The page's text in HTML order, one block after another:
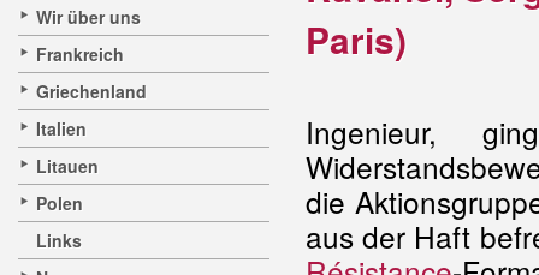
Wir über uns
Frankreich
Griechenland
Italien
Litauen
Polen
Links
Paris)
Ingenieur,
die
aus der Haft